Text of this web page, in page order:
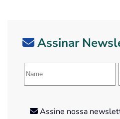
Assinar
Assine nossa